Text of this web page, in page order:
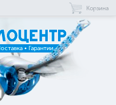
Корзина